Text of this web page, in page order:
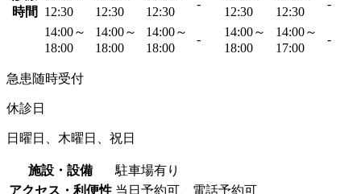
時間
12:30
12:30
12:30
-
12:30
12:30
-
14:00～
18:00
14:00～
18:00
14:00～
18:00
-
14:00～
18:00
14:00～
17:00
-
急患随時受付
休診日
日曜日、木曜日、祝日
施設・設備
駐車場有り
アクセス・利便性 当日予約可、電話予約可